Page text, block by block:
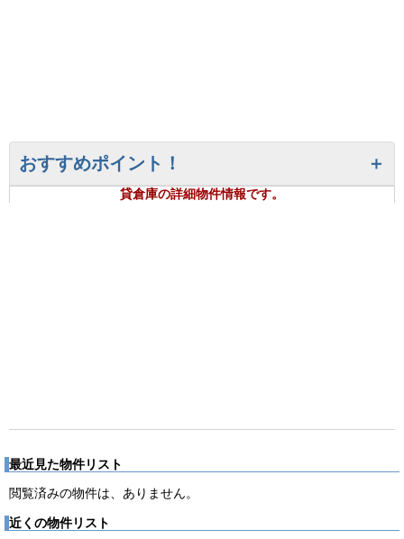
おすすめポイント！
貸倉庫の詳細物件情報です。
最近見た物件リスト
閲覧済みの物件は、ありません。
近くの物件リスト